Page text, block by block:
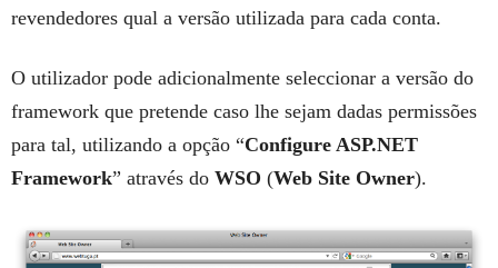
revendedores qual a versão utilizada para cada conta.
O utilizador pode adicionalmente seleccionar a versão do
framework que pretende caso lhe sejam dadas permissões
para tal, utilizando a opção “Configure ASP.NET
Framework” através do WSO (Web Site Owner).